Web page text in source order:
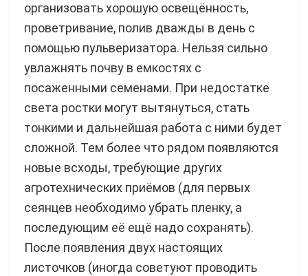
организовать хорошую освещённость,
проветривание, полив дважды в день с
помощью пульверизатора. Нельзя сильно
увлажнять почву в емкостях с
посаженными семенами. При недостатке
света ростки могут вытянуться, стать
тонкими и дальнейшая работа с ними будет
сложной. Тем более что рядом появляются
новые всходы, требующие других
агротехнических приёмов (для первых
сеянцев необходимо убрать пленку, а
последующим её ещё надо сохранять).
После появления двух настоящих
листочков (иногда советуют проводить